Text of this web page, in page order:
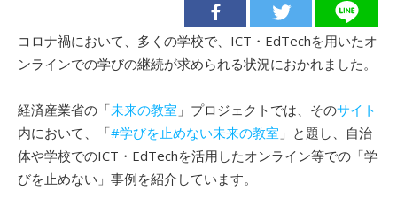
コロナ禍において、多くの学校で、ICT・EdTechを用いたオ
ンラインでの学びの継続が求められる状況におかれました。
経済産業省の「未来の教室 」プロジェクトでは、そのサイト
内において、「#学びを止めない未来の教室 」と題し、自治
体や学校でのICT・EdTechを活用したオンライン等での「学
びを止めない」事例を紹介しています。